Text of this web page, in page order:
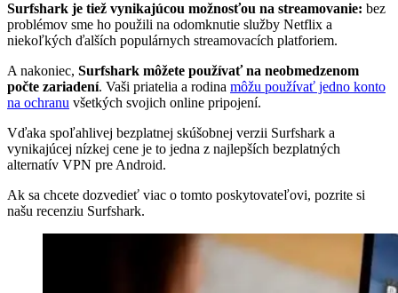
Surfshark je tiež vynikajúcou možnosťou na streamovanie: bez
problémov sme ho použili na odomknutie služby Netflix a
niekoľkých ďalších populárnych streamovacích platforiem.
A nakoniec, Surfshark môžete používať na neobmedzenom
počte zariadení. Vaši priatelia a rodina môžu používať jedno konto
na ochranu všetkých svojich online pripojení.
Vďaka spoľahlivej bezplatnej skúšobnej verzii Surfshark a
vynikajúcej nízkej cene je to jedna z najlepších bezplatných
alternatív VPN pre Android.
Ak sa chcete dozvedieť viac o tomto poskytovateľovi, pozrite si
našu recenziu Surfshark.